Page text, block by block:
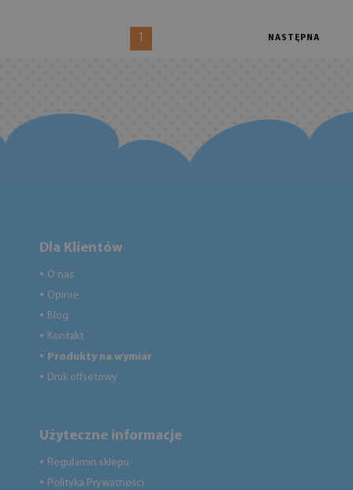
1 NASTĘPNA
Dla Klientów
● O nas
● Opinie
● Blog
● Kontakt
● Produkty na wymiar
● Druk offsetowy
Użyteczne informacje
● Regulamin sklepu
● Polityka Prywatności